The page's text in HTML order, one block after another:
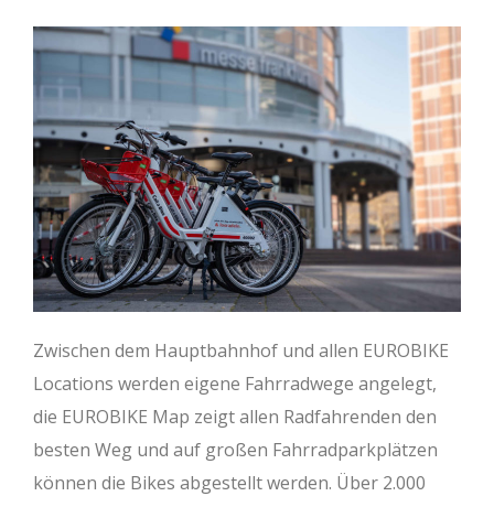
Zwischen dem Hauptbahnhof und allen EUROBIKE
Locations werden eigene Fahrradwege angelegt,
die EUROBIKE Map zeigt allen Radfahrenden den
besten Weg und auf großen Fahrradparkplätzen
können die Bikes abgestellt werden. Über 2.000